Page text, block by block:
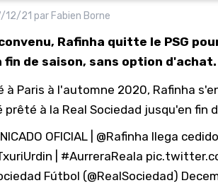
12/21 par Fabien Borne
Rafinha quitte le PSG
fin de saison, sans option d'achat.
à Paris à l'automne 2020, Rafinha
prêté à la Real Sociedad jusqu'en fin
OFICIAL | @Rafinha llega
#AurreraReala
Fútbol (@RealSociedad)